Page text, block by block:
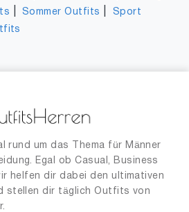
Sommer Outfits
Sport
rund um das Thema für Männer
Egal ob Casual, Business
helfen dir dabei den ultimativen
stellen dir täglich Outfits von